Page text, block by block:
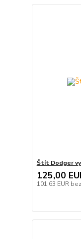
Štít Dodger
125,00
101,63 EUR